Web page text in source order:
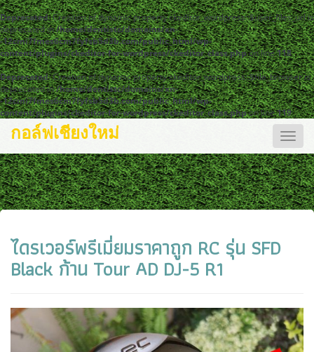
Deprecated: Creation of dynamic property ckeditor_wordpress::$user_files_url is
deprecated in/home/dentistc/domains/xn-
-12cmi7fmes6cm7fyfsb5d3b.com/public_html/wp-
content/plugins/ckeditor-for-wordpress/ckeditor_class.phpon line118
Deprecated: Creation of dynamic property ckeditor_wordpress::$file_browser is
deprecated in/home/dentistc/domains/xn-
-12cmi7fmes6cm7fyfsb5d3b.com/public_html/wp-
content/plugins/ckeditor-for-wordpress/ckeditor_class.phpon line119
Toggle
กอล์ฟเชียงใหม่
ไดรเวอร์พรีเมี่ยมราคาถูก RC รุ่น SFD
Black ก้าน Tour AD DJ-5 R1